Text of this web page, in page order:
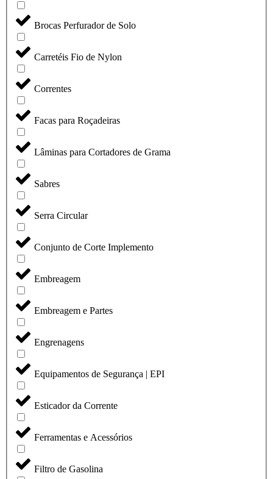
Brocas Perfurador de Solo
Carretéis Fio de Nylon
Correntes
Facas para Roçadeiras
Lâminas para Cortadores de Grama
Sabres
Serra Circular
Conjunto de Corte Implemento
Embreagem
Embreagem e Partes
Engrenagens
Equipamentos de Segurança | EPI
Esticador da Corrente
Ferramentas e Acessórios
Filtro de Gasolina